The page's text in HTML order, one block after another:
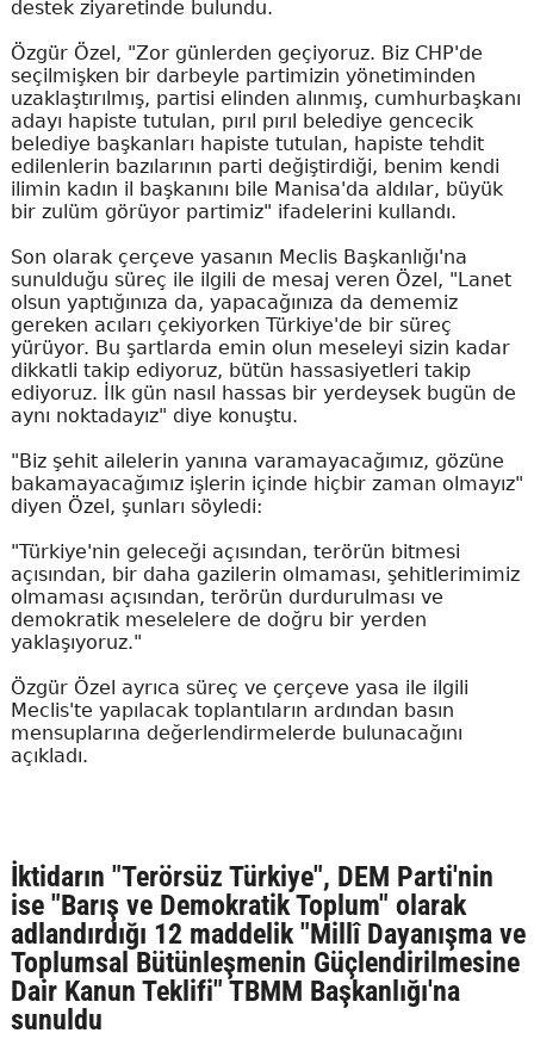
destek ziyaretinde bulundu.
Özgür Özel, "Zor günlerden geçiyoruz. Biz CHP'de
seçilmişken bir darbeyle partimizin yönetiminden
uzaklaştırılmış, partisi elinden alınmış, cumhurbaşkanı
adayı hapiste tutulan, pırıl pırıl belediye gencecik
belediye başkanları hapiste tutulan, hapiste tehdit
edilenlerin bazılarının parti değiştirdiği, benim kendi
ilimin kadın il başkanını bile Manisa'da aldılar, büyük
bir zulüm görüyor partimiz" ifadelerini kullandı.
Son olarak çerçeve yasanın Meclis Başkanlığı'na
sunulduğu süreç ile ilgili de mesaj veren Özel, "Lanet
olsun yaptığınıza da, yapacağınıza da dememiz
gereken acıları çekiyorken Türkiye'de bir süreç
yürüyor. Bu şartlarda emin olun meseleyi sizin kadar
dikkatli takip ediyoruz, bütün hassasiyetleri takip
ediyoruz. İlk gün nasıl hassas bir yerdeysek bugün de
aynı noktadayız" diye konuştu.
"Biz şehit ailelerin yanına varamayacağımız, gözüne
bakamayacağımız işlerin içinde hiçbir zaman olmayız"
diyen Özel, şunları söyledi:
"Türkiye'nin geleceği açısından, terörün bitmesi
açısından, bir daha gazilerin olmaması, şehitlerimimiz
olmaması açısından, terörün durdurulması ve
demokratik meselelere de doğru bir yerden
yaklaşıyoruz."
Özgür Özel ayrıca süreç ve çerçeve yasa ile ilgili
Meclis'te yapılacak toplantıların ardından basın
mensuplarına değerlendirmelerde bulunacağını
açıkladı.
İktidarın "Terörsüz Türkiye", DEM Parti'nin
ise "Barış ve Demokratik Toplum" olarak
adlandırdığı 12 maddelik "Millî Dayanışma ve
Toplumsal Bütünleşmenin Güçlendirilmesine
Dair Kanun Teklifi" TBMM Başkanlığı'na
sunuldu